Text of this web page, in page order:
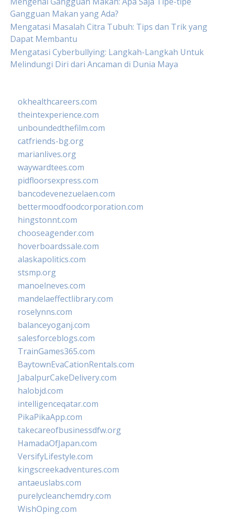
Gangguan Makan yang Ada?
Mengatasi Masalah Citra Tubuh: Tips dan Trik yang
Dapat Membantu
Mengatasi Cyberbullying: Langkah-Langkah Untuk
Melindungi Diri dari Ancaman di Dunia Maya
okhealthcareers.com
theintexperience.com
unboundedthefilm.com
catfriends-bg.org
marianlives.org
waywardtees.com
pidfloorsexpress.com
bancodevenezuelaen.com
bettermoodfoodcorporation.com
hingstonnt.com
chooseagender.com
hoverboardssale.com
alaskapolitics.com
stsmp.org
manoelneves.com
mandelaeffectlibrary.com
roselynns.com
balanceyoganj.com
salesforceblogs.com
TrainGames365.com
BaytownEvaCationRentals.com
JabalpurCakeDelivery.com
halobjd.com
intelligenceqatar.com
PikaPikaApp.com
takecareofbusinessdfw.org
HamadaOfJapan.com
VersifyLifestyle.com
kingscreekadventures.com
antaeuslabs.com
purelycleanchemdry.com
WishOping.com